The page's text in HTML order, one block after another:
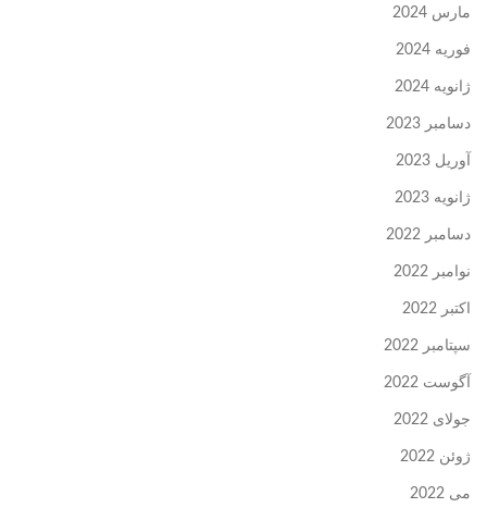
مارس 2024
فوریه 2024
ژانویه 2024
دسامبر 2023
آوریل 2023
ژانویه 2023
دسامبر 2022
نوامبر 2022
اکتبر 2022
سپتامبر 2022
آگوست 2022
جولای 2022
ژوئن 2022
می 2022